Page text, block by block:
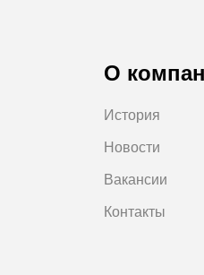
О
История
Новости
Вакансии
Контакты